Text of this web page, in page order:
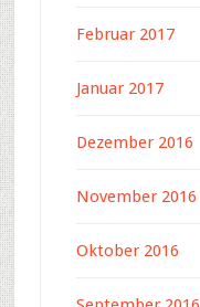
Februar 2017
Januar 2017
Dezember 2016
November 2016
Oktober 2016